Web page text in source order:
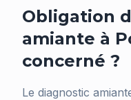
Obligation
amiante à
concerné ?
Le diagnostic